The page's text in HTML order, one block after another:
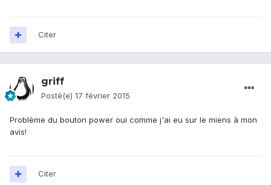
Citer
griff
Posté(e) 17 février 2015
Problème du bouton power oui comme j'ai eu sur le miens à mon
avis!
Citer